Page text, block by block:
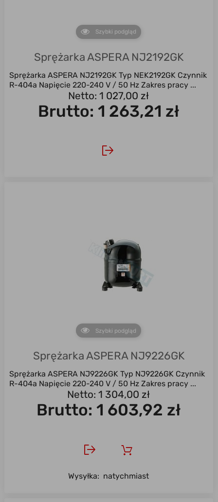
Szybki podgląd
Sprężarka ASPERA NJ2192GK
Sprężarka ASPERA NJ2192GK Typ NEK2192GK Czynnik
R-404a Napięcie 220-240 V / 50 Hz Zakres pracy ...
Netto: 1 027,00 zł
Brutto:1 263,21 zł
Szybki podgląd
Sprężarka ASPERA NJ9226GK
Sprężarka ASPERA NJ9226GK Typ NJ9226GK Czynnik
R-404a Napięcie 220-240 V / 50 Hz Zakres pracy ...
Netto: 1 304,00 zł
Brutto:1 603,92 zł
Wysyłka: natychmiast